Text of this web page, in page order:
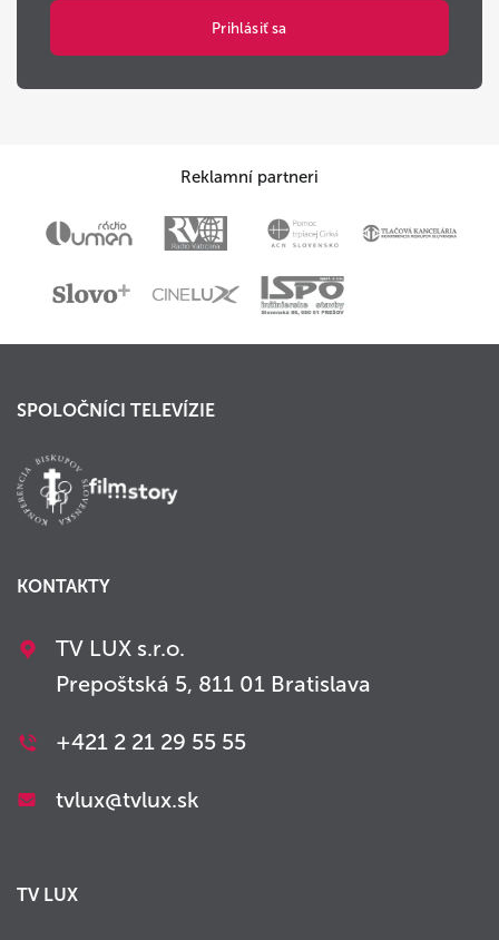
Reklamní partneri
SPOLOČNÍCI TELEVÍZIE
KONTAKTY
TV LUX s.r.o.
Prepoštská 5, 811 01 Bratislava
+421 2 21 29 55 55
tvlux@tvlux.sk
TV LUX